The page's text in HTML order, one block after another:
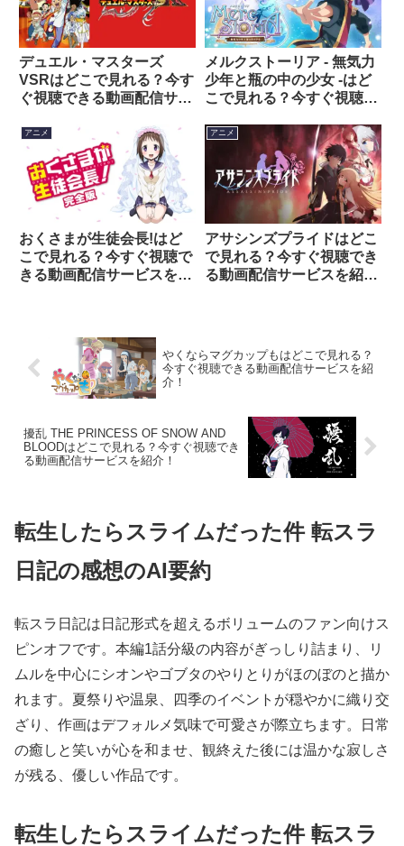
デュエル・マスターズ
VSRはどこで見れる？今す
ぐ視聴できる動画配信サー
メルクストーリア - 無気力
少年と瓶の中の少女 -はど
こで見れる？今すぐ視聴で
介！
アニメ
おくさまが生徒会長!はど
こで見れる？今すぐ視聴で
きる動画配信サービスを紹
アニメ
アサシンズプライドはどこ
で見れる？今すぐ視聴でき
る動画配信サービスを紹
やくならマグカップもはどこで見れる？
今すぐ視聴できる動画配信サービスを紹
介！
擾乱 THE PRINCESS OF SNOW AND
BLOODはどこで見れる？今すぐ視聴でき
る動画配信サービスを紹介！
転生したらスライムだった件 転スラ
日記の感想のAI要約
転スラ日記は日記形式を超えるボリュームのファン向けス
ピンオフです。本編1話分級の内容がぎっしり詰まり、リ
ムルを中心にシオンやゴブタのやりとりがほのぼのと描か
れます。夏祭りや温泉、四季のイベントが穏やかに織り交
ざり、作画はデフォルメ気味で可愛さが際立ちます。日常
の癒しと笑いが心を和ませ、観終えた後には温かな寂しさ
が残る、優しい作品です。
転生したらスライムだった件 転スラ